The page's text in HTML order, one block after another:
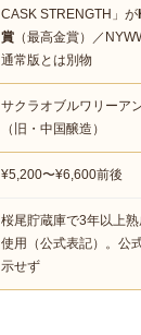
CASK STRENGTH」が
賞 （最高金賞）／
通常版とは別物
サクラオブルワリーア
（旧・中国醸造）
¥5,200〜¥6,600前後
桜尾貯蔵庫で3年以上
使用（公式表記）。公
示せず